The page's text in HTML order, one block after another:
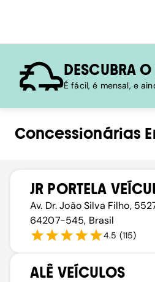
DESCUBRA
É fácil, é mensal, e
Concessionárias
JR PORTELA
Av. Dr. João Silva Filho,
64207-545, Brasil
4.5 (115)
ALÊ VEÍCULOS